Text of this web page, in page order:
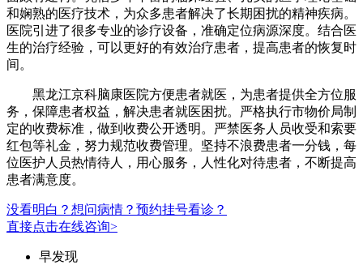
和娴熟的医疗技术，为众多患者解决了长期困扰的精神疾病。
医院引进了很多专业的诊疗设备，准确定位病源深度。结合医
生的治疗经验，可以更好的有效治疗患者，提高患者的恢复时
间。
黑龙江京科脑康医院方便患者就医，为患者提供全方位服
务，保障患者权益，解决患者就医困扰。严格执行市物价局制
定的收费标准，做到收费公开透明。严禁医务人员收受和索要
红包等礼金，努力规范收费管理。坚持不浪费患者一分钱，每
位医护人员热情待人，用心服务，人性化对待患者，不断提高
患者满意度。
没看明白？想问病情？预约挂号看诊？
直接点击在线咨询>
早发现